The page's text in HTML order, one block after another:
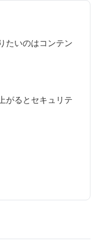
たいのはコンテン
がるとセキュリテ